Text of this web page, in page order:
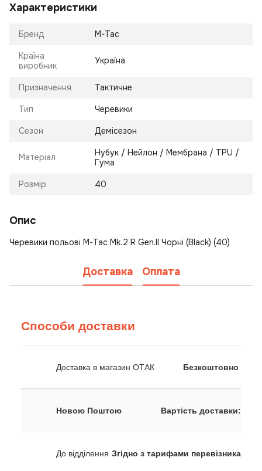
Характеристики
Бренд M-Tac
Країна
виробник
Україна
Призначення Тактичне
Тип Черевики
Сезон Демісезон
Матеріал
Нубук / Нейлон / Мембрана / TPU /
Гума
Розмір 40
Опис
Черевики польові M-Tac Mk.2 R Gen.II Чорні (Black) (40)
Доставка Оплата
Способи доставки
Доставка в магазин ОТАК Безкоштовно
Новою Поштою Вартість доставки:
До відділення Згідно з тарифами перевізника